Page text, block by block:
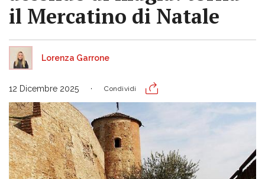
il Mercatino di Natale
Lorenza Garrone
12 Dicembre 2025 Condividi